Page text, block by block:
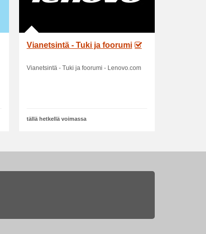
Vianetsintä - Tuki ja foorumi
Vianetsintä - Tuki ja foorumi - Lenovo.com
tällä hetkellä voimassa